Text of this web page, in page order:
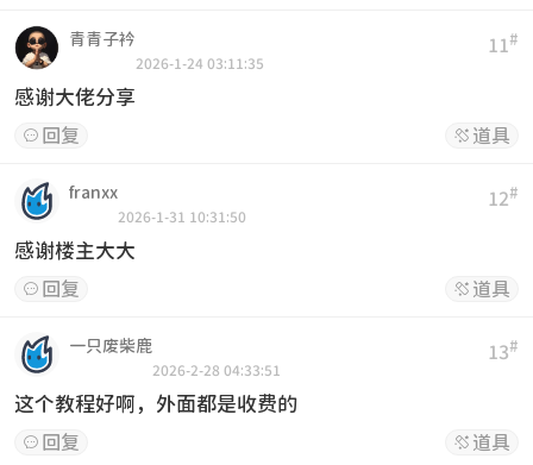
11#
青青子衿
2026-1-24 03:11:35
感谢大佬分享
 回复  道具
12#
franxx
2026-1-31 10:31:50
感谢楼主大大
 回复  道具
13#
一只废柴鹿
2026-2-28 04:33:51
这个教程好啊，外面都是收费的
 回复  道具